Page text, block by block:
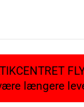
længere